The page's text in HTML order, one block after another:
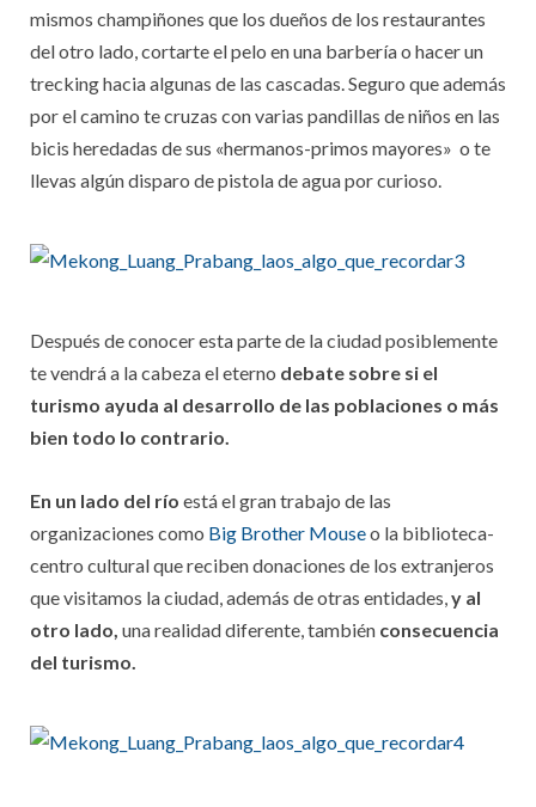
mismos champiñones que los dueños de los restaurantes
del otro lado, cortarte el pelo en una barbería o hacer un
trecking hacia algunas de las cascadas. Seguro que además
por el camino te cruzas con varias pandillas de niños en las
bicis heredadas de sus «hermanos-primos mayores» o te
llevas algún disparo de pistola de agua por curioso.
Después de conocer esta parte de la ciudad posiblemente
te vendrá a la cabeza el eterno debate sobre si el
turismo ayuda al desarrollo de las poblaciones o más
bien todo lo contrario.
En un lado del río está el gran trabajo de las
organizaciones como Big Brother Mouseo la biblioteca-
centro cultural que reciben donaciones de los extranjeros
que visitamos la ciudad, además de otras entidades,y al
otro lado, una realidad diferente, también consecuencia
del turismo.